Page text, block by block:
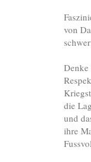
von
Denke
die
und
ihre